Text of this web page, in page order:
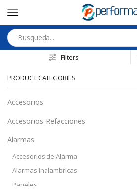
Filters
PRODUCT CATEGORIES
Accesorios
Accesorios-Refacciones
Alarmas
Accesorios de Alarma
Alarmas Inalambricas
Paneles